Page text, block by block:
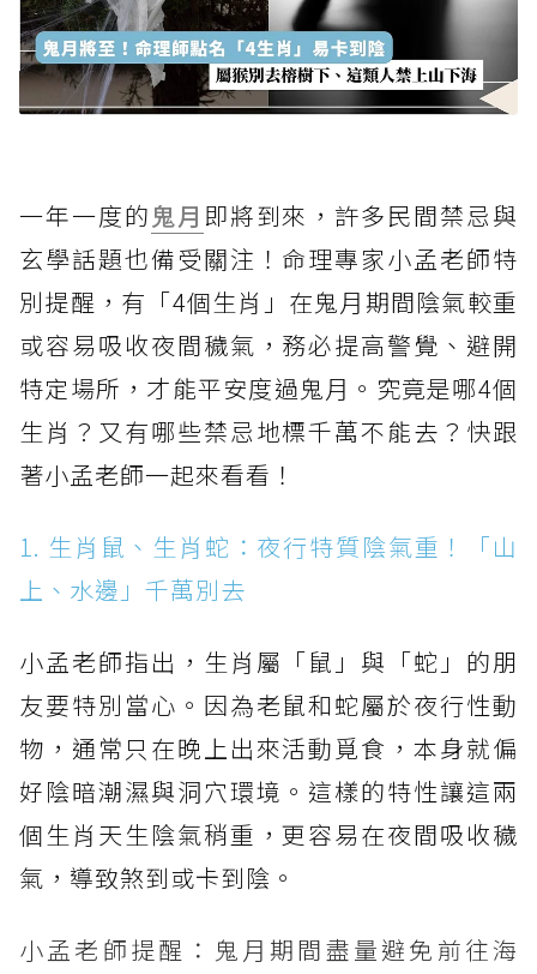
一年一度的鬼月 即將到來，許多民間禁忌與
玄學話題也備受關注！命理專家小孟老師特
別提醒，有「4個生肖」在鬼月期間陰氣較重
或容易吸收夜間穢氣，務必提高警覺、避開
特定場所，才能平安度過鬼月。究竟是哪4個
生肖？又有哪些禁忌地標千萬不能去？快跟
著小孟老師一起來看看！
1. 生肖鼠、生肖蛇：夜行特質陰氣重！「山
上、水邊」千萬別去
小孟老師指出，生肖屬「鼠」與「蛇」的朋
友要特別當心。因為老鼠和蛇屬於夜行性動
物，通常只在晚上出來活動覓食，本身就偏
好陰暗潮濕與洞穴環境。這樣的特性讓這兩
個生肖天生陰氣稍重，更容易在夜間吸收穢
氣，導致煞到或卡到陰。
小孟老師提醒：鬼月期間盡量避免前往海